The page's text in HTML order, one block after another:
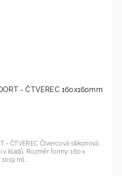
- ČTVEREC 160x160mm
silikonová
160 x
mm Objem: 1019 ml...